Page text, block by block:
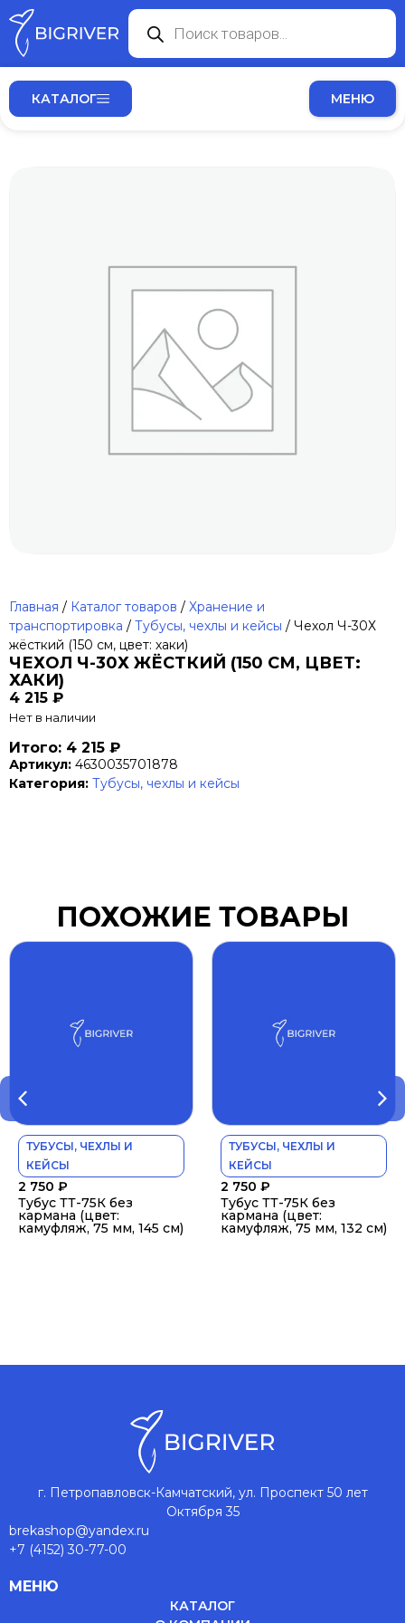
КАТАЛОГ МЕНЮ
Главная / Каталог товаров / Хранение и
транспортировка / Тубусы, чехлы и кейсы / Чехол Ч-30Х
жёсткий (150 см, цвет: хаки)
ЧЕХОЛ Ч-30Х ЖЁСТКИЙ (150 СМ, ЦВЕТ:
ХАКИ)
4 215 ₽
Нет в наличии
Итого: 4 215 ₽
Артикул: 4630035701878
Категория: Тубусы, чехлы и кейсы
ПОХОЖИЕ ТОВАРЫ
ТУБУСЫ, ЧЕХЛЫ И
КЕЙСЫ
2 750 ₽
Тубус ТТ-75К без
кармана (цвет:
камуфляж, 75 мм, 145 см)
ТУБУСЫ, ЧЕХЛЫ И
КЕЙСЫ
2 750 ₽
Тубус ТТ-75К без
кармана (цвет:
камуфляж, 75 мм, 132 см)
г. Петропавловск-Камчатский, ул. Проспект 50 лет
Октября 35
brekashop@yandex.ru
+7 (4152) 30-77-00
МЕНЮ
КАТАЛОГ